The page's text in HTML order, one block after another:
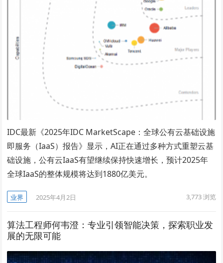
IDC最新《2025年IDC MarketScape：全球公有云基础设施
即服务（IaaS）报告》显示，AI正在通过多种方式重塑云基
础设施，公有云IaaS有望继续保持快速增长，预计2025年
全球IaaS的整体规模将达到1880亿美元。
业界 2025年4月2日 3,773浏览
算法工程师何韦澄：专业引领智能决策，探索职业发
展的无限可能